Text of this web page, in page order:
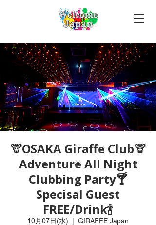
🦒OSAKA Giraffe Club🦒
Adventure All Night
Clubbing Party🍸
Specisal Guest
FREE/Drink🍾
10月07日(水) GIRAFFE Japan